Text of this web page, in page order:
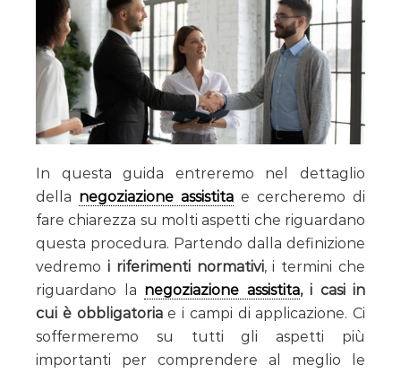
In questa guida entreremo nel dettaglio
della negoziazione assistita e cercheremo di
fare chiarezza su molti aspetti che riguardano
questa procedura. Partendo dalla definizione
vedremo i riferimenti normativi, i termini che
riguardano la negoziazione assistita, i casi in
cui è obbligatoriae i campi di applicazione. Ci
soffermeremo su tutti gli aspetti più
importanti per comprendere al meglio le